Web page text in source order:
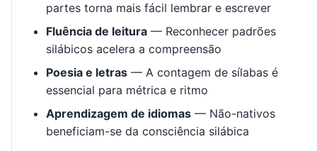
partes torna mais fácil lembrar e escrever
Fluência de leitura — Reconhecer padrões
silábicos acelera a compreensão
Poesia e letras — A contagem de sílabas é
essencial para métrica e ritmo
Aprendizagem de idiomas — Não-nativos
beneficiam-se da consciência silábica